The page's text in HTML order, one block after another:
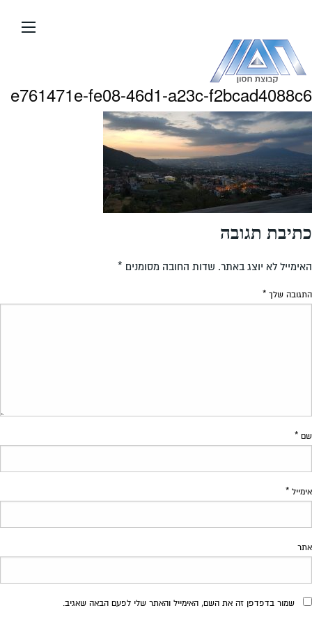
העמוד
e761471e-fe08-46d1-a23c-f2bcad4088c6
כתיבת תגובה
האימייל לא יוצג באתר. שדות החובה מסומנים *
התגובה שלך *
שם *
אימייל *
אתר
שמור בדפדפן זה את השם, האימייל והאתר שלי לפעם הבאה שאגיב.